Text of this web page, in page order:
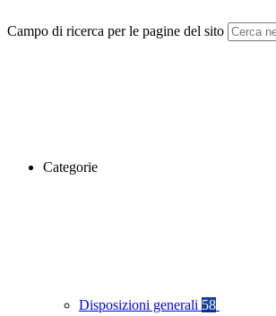
Campo di ricerca per le pagine del sito
Categorie
Disposizioni generali 58